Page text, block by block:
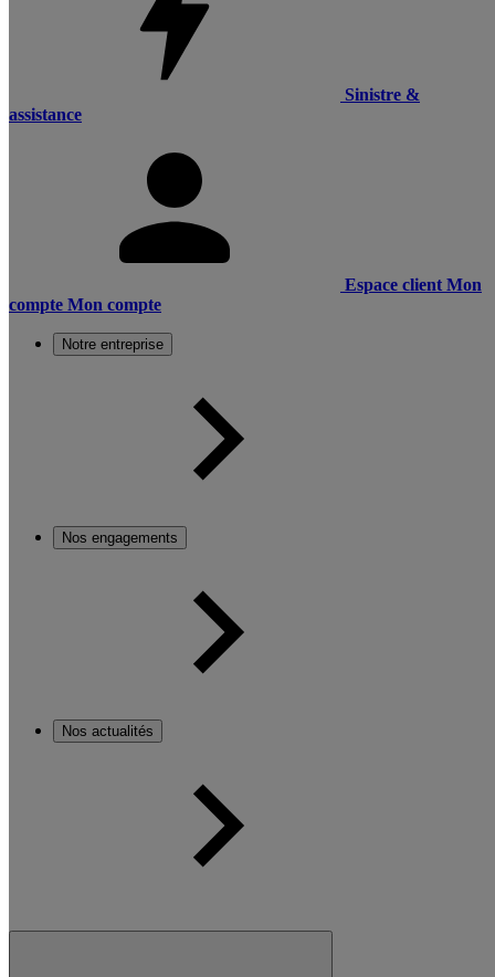
Sinistre &
assistance
Espace client Mon
compte Mon compte
Notre entreprise
Nos engagements
Nos actualités